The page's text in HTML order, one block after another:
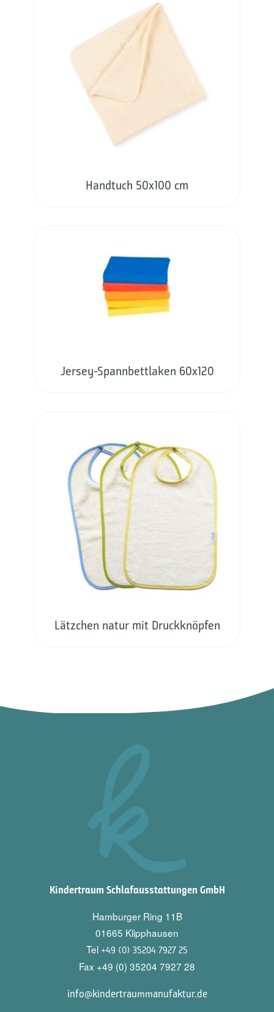
Handtuch 50x100 cm
Jersey-Spannbettlaken 60x120
Lätzchen natur mit Druckknöpfen
Kindertraum Schlafausstattungen GmbH
Hamburger Ring 11B
01665 Klipphausen
Tel +49 (0) 35204 7927 25
Fax +49 (0) 35204 7927 28
info@kindertraummanufaktur.de